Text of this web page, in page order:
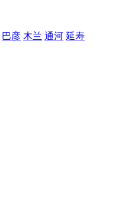
巴彦 木兰 通河 延寿